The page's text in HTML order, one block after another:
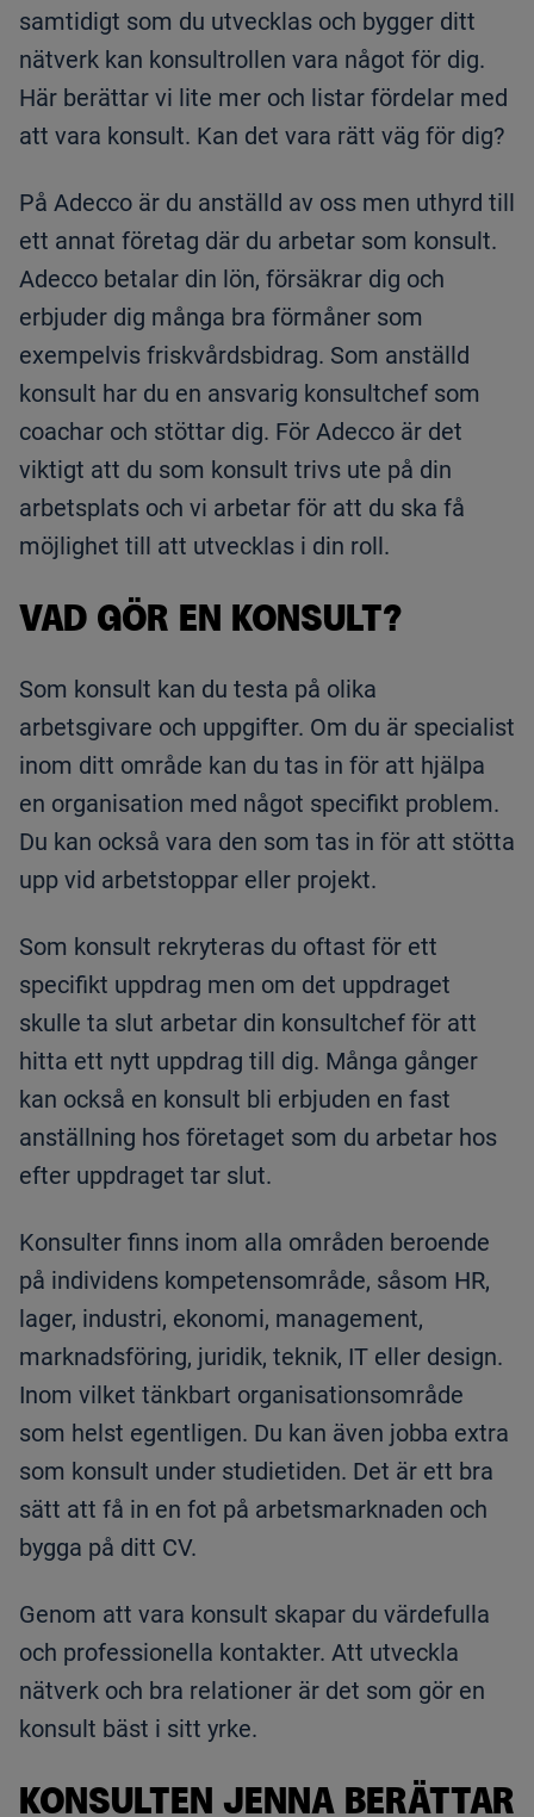
samtidigt som du utvecklas och bygger ditt
nätverk kan konsultrollen vara något för dig.
Här berättar vi lite mer och listar fördelar med
att vara konsult. Kan det vara rätt väg för dig?
På Adecco är du anställd av oss men uthyrd till
ett annat företag där du arbetar som konsult.
Adecco betalar din lön, försäkrar dig och
erbjuder dig många bra förmåner som
exempelvis friskvårdsbidrag. Som anställd
konsult har du en ansvarig konsultchef som
coachar och stöttar dig. För Adecco är det
viktigt att du som konsult trivs ute på din
arbetsplats och vi arbetar för att du ska få
möjlighet till att utvecklas i din roll.
VAD GÖR EN KONSULT?
Som konsult kan du testa på olika
arbetsgivare och uppgifter. Om du är specialist
inom ditt område kan du tas in för att hjälpa
en organisation med något specifikt problem.
Du kan också vara den som tas in för att stötta
upp vid arbetstoppar eller projekt.
Som konsult rekryteras du oftast för ett
specifikt uppdrag men om det uppdraget
skulle ta slut arbetar din konsultchef för att
hitta ett nytt uppdrag till dig. Många gånger
kan också en konsult bli erbjuden en fast
anställning hos företaget som du arbetar hos
efter uppdraget tar slut.
Konsulter finns inom alla områden beroende
på individens kompetensområde, såsom HR,
lager, industri, ekonomi, management,
marknadsföring, juridik, teknik, IT eller design.
Inom vilket tänkbart organisationsområde
som helst egentligen. Du kan även jobba extra
som konsult under studietiden. Det är ett bra
sätt att få in en fot på arbetsmarknaden och
bygga på ditt CV.
Genom att vara konsult skapar du värdefulla
och professionella kontakter. Att utveckla
nätverk och bra relationer är det som gör en
konsult bäst i sitt yrke.
KONSULTEN JENNA BERÄTTAR